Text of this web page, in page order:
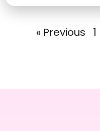
« Previous 1